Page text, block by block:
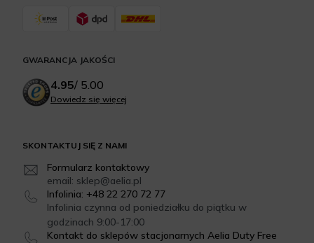
SKONTAKTUJ SIĘ Z NAMI
Formularz kontaktowy
email: sklep@aelia.pl
Infolinia: +48 22 270 72 77
Infolinia czynna od poniedziałku do piątku w
godzinach 9:00-17:00
Kontakt do sklepów stacjonarnych Aelia Duty Free
GWARANCJA JAKOŚCI
4.95/ 5.00
Dowiedz się więcej